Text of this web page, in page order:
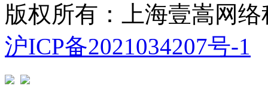
版权所有：上海壹嵩网
沪ICP备2021034207号-1